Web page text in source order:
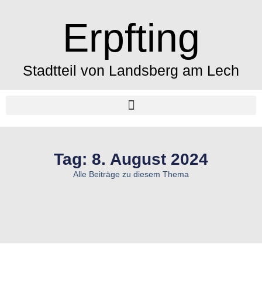
Erpfting
Stadtteil von Landsberg am Lech
Tag: 8. August 2024
Alle Beiträge zu diesem Thema